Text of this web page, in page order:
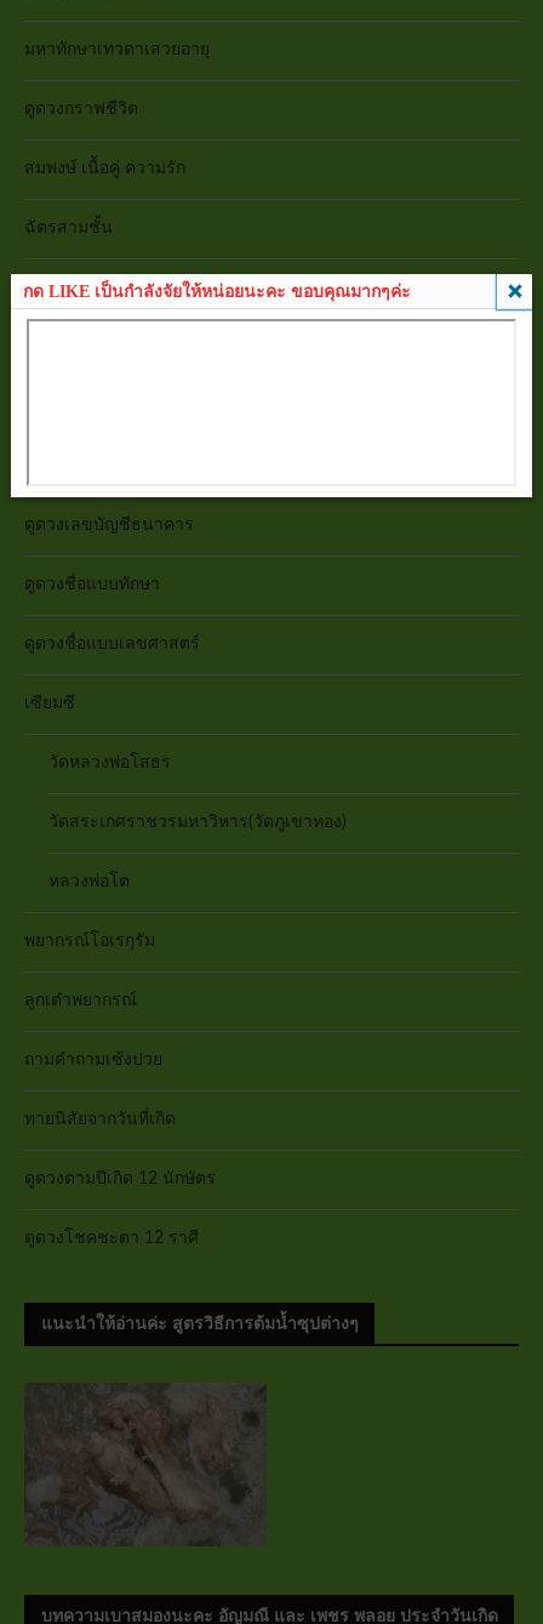
มหาทักษาเทวดาเสวยอายุ
ดูดวงกราฟชีวิต
สมพงษ์ เนื้อคู่ ความรัก
ฉัตรสามชั้น
ยามสามตา ยามของหาย
ดูดวงเลขบัญชีธนาคาร
ดูดวงชื่อแบบทักษา
ดูดวงชื่อแบบเลขศาสตร์
เซียมซี
วัดหลวงพ่อโสธร
วัดสระเกศราชวรมหาวิหาร(วัดภูเขาทอง)
หลวงพ่อโต
พยากรณ์โอเรกุรัม
ลูกเต๋าพยากรณ์
ถามคำถามเซ้งปวย
ทายนิสัยจากวันที่เกิด
ดูดวงตามปีเกิด 12 นักษัตร
ดูดวงโชคชะตา 12 ราศี
แนะนำให้อ่านค่ะ สูตรวิธีการต้มน้ำซุปต่างๆ
บทความเบาสมองนะคะ อัญมณี และ เพชร พลอย ประจำวันเกิด
กด LIKE เป็นกำลังจัยให้หน่อยนะคะ ขอบคุณมากๆค่ะ